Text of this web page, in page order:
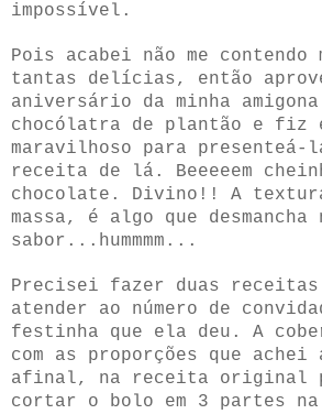
impossível.
Pois acabei não me contendo
tantas delícias, então
aniversário da minha
chocólatra de plantão e fiz
maravilhoso para presenteá-
receita de lá. Beeeeem
chocolate. Divino!! A
massa, é algo que desmancha
sabor...hummmm...
Precisei fazer duas
atender ao número de
festinha que ela deu. A
com as proporções que achei
afinal, na receita original
cortar o bolo em 3 partes na